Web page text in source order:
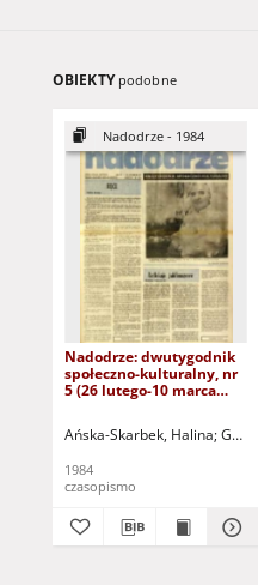
OBIEKTY podobne
Nadodrze - 1984
Nadodrze: dwutygodnik
społeczno-kulturalny, nr
5 (26 lutego-10 marca
Ańska-Skarbek, Halina
1984
czasopismo